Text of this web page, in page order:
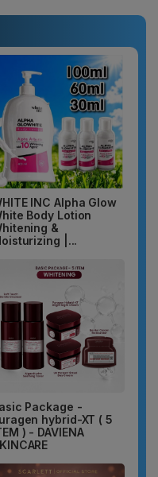
INC Alpha Glow
Body Lotion
&
|...
Package -
hybrid-XT ( 5
) - DAVIENA